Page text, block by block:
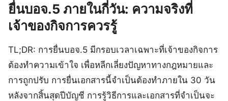
ยื่นบอจ.5 ภายในกี่วัน: ความจริงที่
เจ้าของกิจการควรรู้
TL;DR: การยื่นบอจ.5 มีกรอบเวลาเฉพาะที่เจ้าของกิจการ
ต้องทำความเข้าใจ เพื่อหลีกเลี่ยงปัญหาทางกฎหมายและ
การถูกปรับ การยื่นเอกสารนี้จำเป็นต้องทำภายใน 30 วัน
หลังจากสิ้นสุดปีบัญชี การรู้วิธีการและเอกสารที่จำเป็นจะ